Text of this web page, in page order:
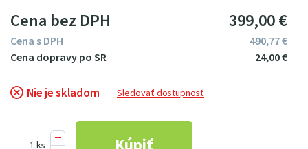
Nie je skladom Sledovať dostupnosť
Cena bez DPH 399 00€
Cena s DPH 490 77€
24 00€